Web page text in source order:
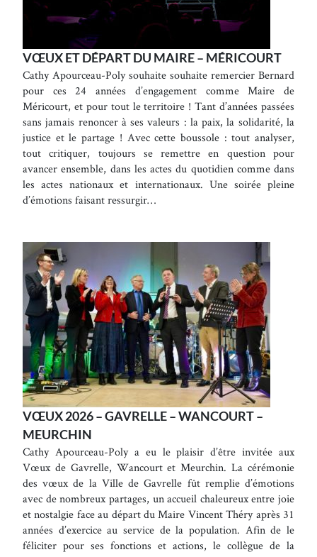
VŒUX ET DÉPART DU MAIRE – MÉRICOURT
Cathy Apourceau-Poly souhaite souhaite remercier Bernard
pour ces 24 années d’engagement comme Maire de
Méricourt, et pour tout le territoire ! Tant d’années passées
sans jamais renoncer à ses valeurs : la paix, la solidarité, la
justice et le partage ! Avec cette boussole : tout analyser,
tout critiquer, toujours se remettre en question pour
avancer ensemble, dans les actes du quotidien comme dans
les actes nationaux et internationaux. Une soirée pleine
d’émotions faisant ressurgir…
VŒUX 2026 – GAVRELLE – WANCOURT –
MEURCHIN
Cathy Apourceau-Poly a eu le plaisir d’être invitée aux
Vœux de Gavrelle, Wancourt et Meurchin. La cérémonie
des vœux de la Ville de Gavrelle fût remplie d’émotions
avec de nombreux partages, un accueil chaleureux entre joie
et nostalgie face au départ du Maire Vincent Théry après 31
années d’exercice au service de la population. Afin de le
féliciter pour ses fonctions et actions, le collègue de la